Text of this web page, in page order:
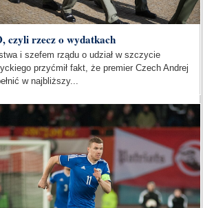
czyli rzecz o wydatkach
i szefem rządu o udział w szczycie
przyćmił fakt, że premier Czech Andrej
w najbliższy...